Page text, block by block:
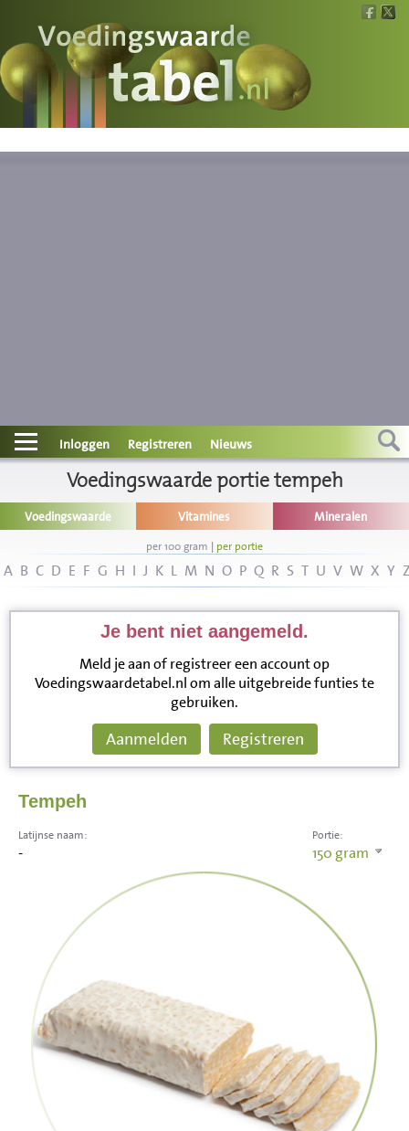
Voedingswaarde
Wat is wat?
Contact
Informatie
Disclaimer
Inloggen Registreren Nieuws
Voedingswaarde portie tempeh
Voedingswaarde Vitamines Mineralen
per 100 gram | per portie
A B C D E F G H I J K L M N O P Q R S T U V W X Y
Je bent niet aangemeld.
Meld je aan of registreer een account op
Voedingswaardetabel.nl om alle uitgebreide funties te
gebruiken.
Aanmelden Registreren
Tempeh
Portie:
150 gram
Latijnse naam:
-